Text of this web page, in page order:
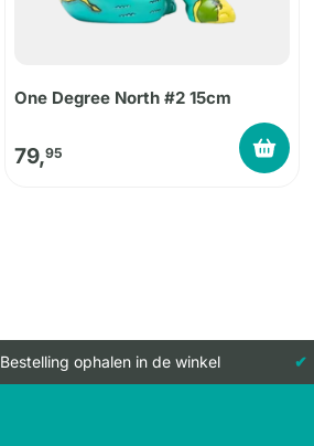
One Degree North #2 15cm
79,95
Bestelling ophalen in de winkel